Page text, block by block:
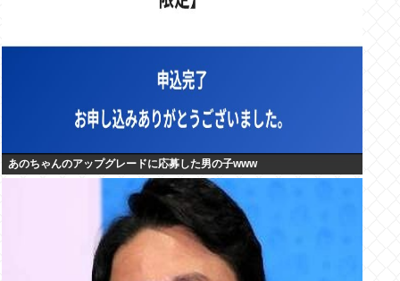
あのちゃんのアップグレードに応募した男の子www